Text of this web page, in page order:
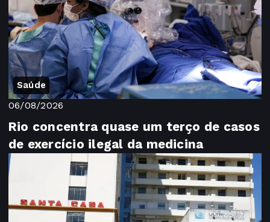
Saúde
06/08/2026
Rio concentra quase um terço de casos
de exercício ilegal da medicina